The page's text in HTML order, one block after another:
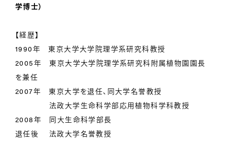
学博士）
【経歴】
1990年 東京大学大学院理学系研究科教授
2005年 東京大学大学院理学系研究科附属植物園園長
を兼任
2007年 東京大学を退任、同大学名誉教授
法政大学生命科学部応用植物科学科教授
2008年 同大生命科学部長
退任後 法政大学名誉教授